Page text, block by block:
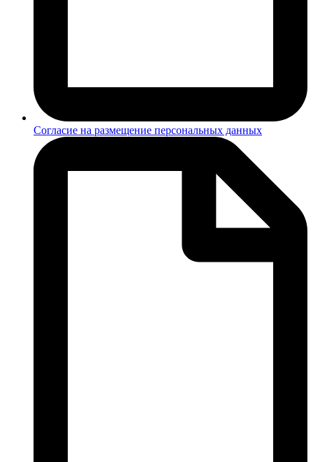
Согласие на размещение персональных данных